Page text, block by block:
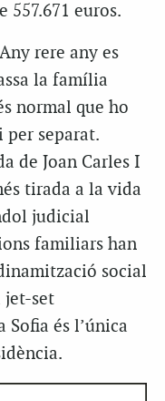
557.671 euros.
rere any es
la família
normal que ho
separat.
de Joan Carles I
tirada a la vida
judicial
familiars han
social
jet-set
és l’única